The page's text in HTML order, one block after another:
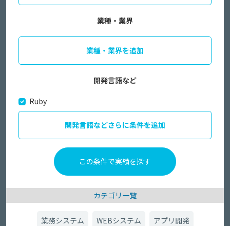
業種・業界
業種・業界を追加
開発言語など
Ruby
開発言語などさらに条件を追加
カテゴリ一覧
業務システム WEBシステム アプリ開発